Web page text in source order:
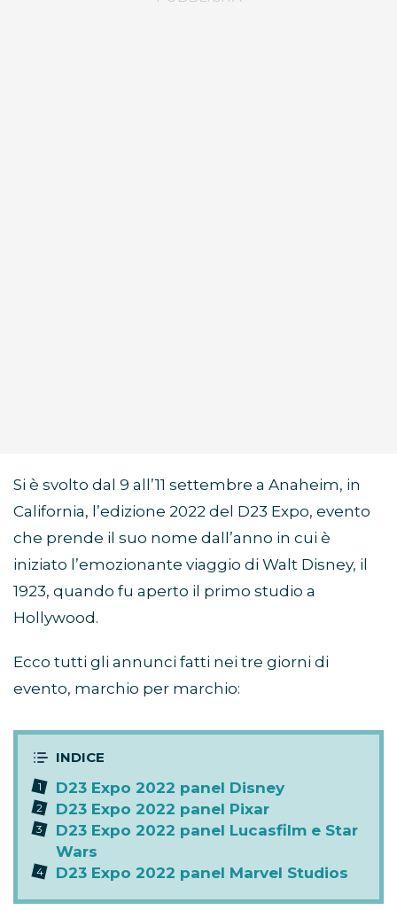
Si è svolto dal 9 all’11 settembre a Anaheim, in
California, l’edizione 2022 del D23 Expo, evento
che prende il suo nome dall’anno in cui è
iniziato l’emozionante viaggio di Walt Disney, il
1923, quando fu aperto il primo studio a
Hollywood.
Ecco tutti gli annunci fatti nei tre giorni di
evento, marchio per marchio:
D23 Expo 2022 panel Disney
D23 Expo 2022 panel Pixar
D23 Expo 2022 panel Lucasfilm e Star
Wars
D23 Expo 2022 panel Marvel Studios